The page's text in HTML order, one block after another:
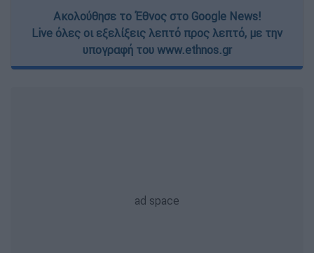
Ακολούθησε το Έθνος στο Google News!
Live όλες οι εξελίξεις λεπτό προς λεπτό, με την
υπογραφή του www.ethnos.gr